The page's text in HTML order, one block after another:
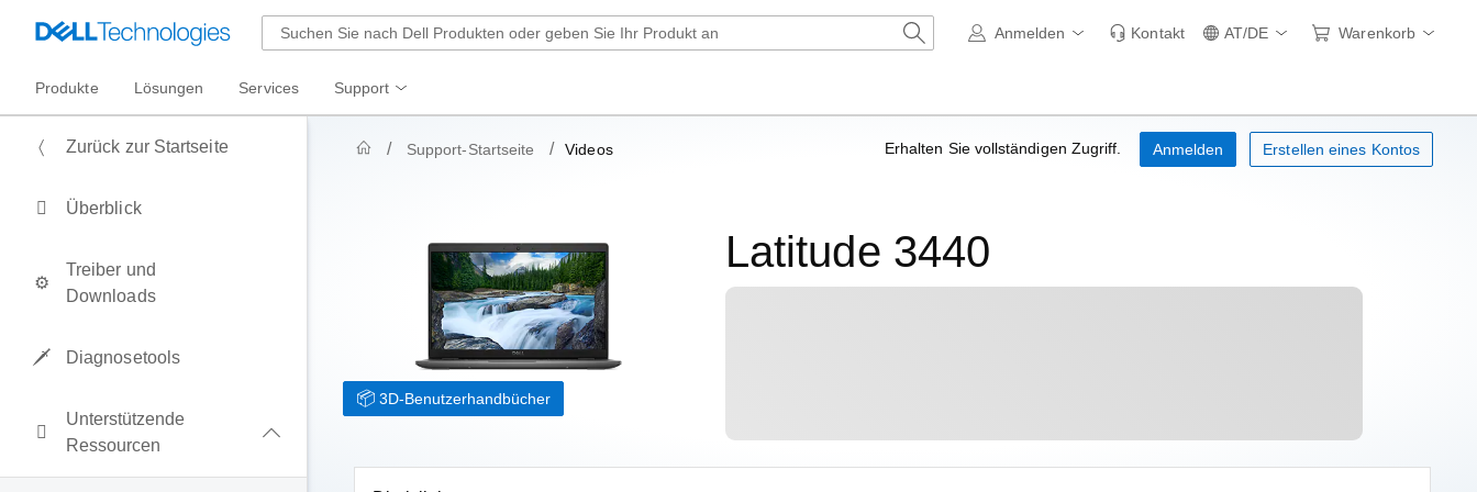
Anmelden Kontakt AT/DE Warenkorb
Produkte Lösungen Services Support
Zurück zur Startseite
Überblick
Treiber und
Downloads
Diagnosetools
Unterstützende
Ressourcen
Support-Startseite Videos Erhalten Sie vollständigen Zugriff. Anmelden Erstellen eines Kontos
3D-Benutzerhandbücher
Latitude 3440